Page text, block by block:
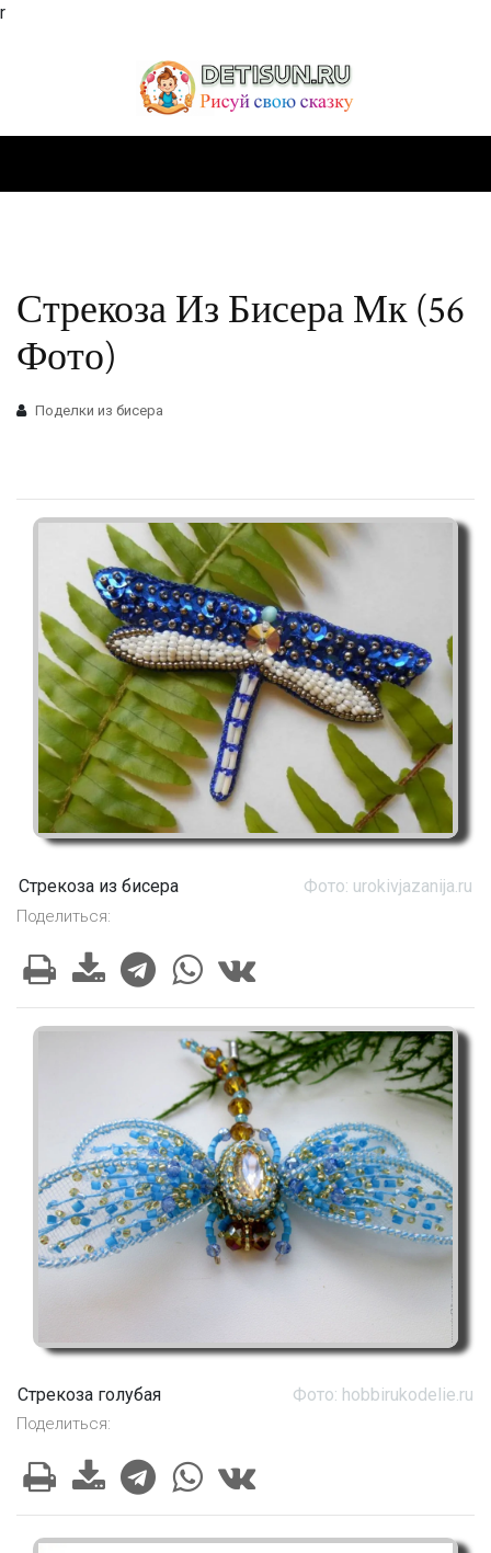
r
Стрекоза Из Бисера Мк (56
Фото)
Поделки из бисера
Стрекоза из бисера Фото: urokivjazanija.ru
Поделиться:
Стрекоза голубая Фото: hobbirukodelie.ru
Поделиться: